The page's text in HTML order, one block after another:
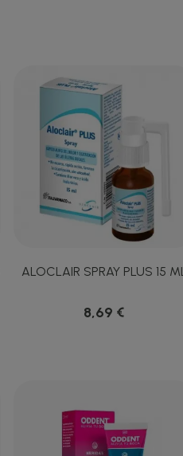
ALOCLAIR SPRAY PLUS 15 ML
8,69 €